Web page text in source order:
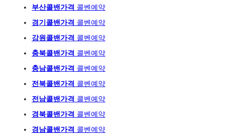
부산콜밴가격 콜벤예약
경기콜밴가격 콜벤예약
강원콜밴가격 콜벤예약
충북콜밴가격 콜벤예약
충남콜밴가격 콜벤예약
전북콜밴가격 콜벤예약
전남콜밴가격 콜벤예약
경북콜밴가격 콜벤예약
경남콜밴가격 콜벤예약